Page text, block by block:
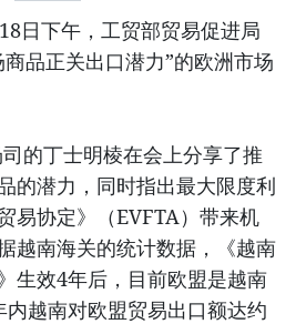
日下午，工贸部贸易促进局
品正关出口潜力”的欧洲市场
的丁士明棱在会上分享了推
的潜力，同时指出最大限度利
易协定》（EVFTA）带来机
越南海关的统计数据，《越南
生效4年后，目前欧盟是越南
越南对欧盟贸易出口额达约